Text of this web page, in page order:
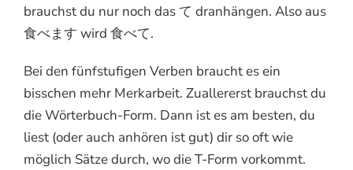
brauchst du nur noch das て dranhängen. Also aus
食べます wird 食べて.
Bei den fünfstufigen Verben braucht es ein
bisschen mehr Merkarbeit. Zuallererst brauchst du
die Wörterbuch-Form. Dann ist es am besten, du
liest (oder auch anhören ist gut) dir so oft wie
möglich Sätze durch, wo die T-Form vorkommt.